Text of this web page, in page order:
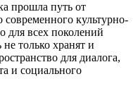
прошла путь от
культурно-
для всех поколений
только хранят и
для диалога,
и социального